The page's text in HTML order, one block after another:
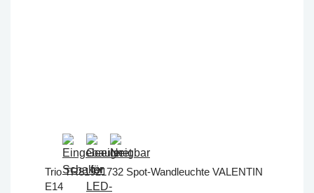
Trio TR81921732 Spot-Wandleuchte VALENTIN
E14